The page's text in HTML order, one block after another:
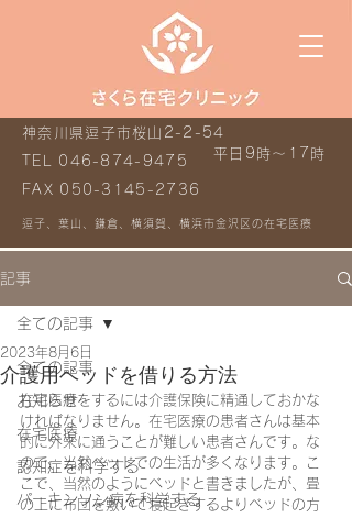
平日9時～17時
神奈川県逗子市桜山2-2-54
TEL 046-874-9475
FAX 050-3145-2736
逗子、葉山、鎌倉、横須賀、横浜市金沢区の在宅医療
記事
全ての記事
お知らせ
在宅医療
認知症を科学する
パーキンソン病を科学する
全ての記事
介護用ベッドを借りる方法
2023年8月6日
在宅医療をするには介護保険に精通しておかな
ければなりません。在宅医療の患者さんは基本
的に外来に通うことが難しい患者さんです。な
ので、当然ベッドでの生活が多くなります。こ
こで、当然のようにベッドと書きましたが、畳
の上に布団を敷いて寝起きするよりベッドの方